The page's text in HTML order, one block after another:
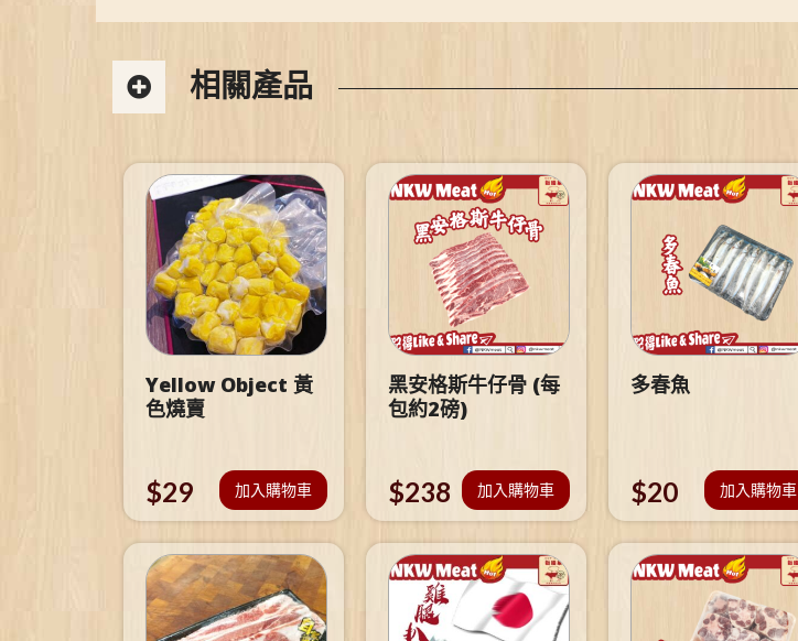
相關產品
Yellow Object 黃
色燒賣
$29 加入購物車
黑安格斯牛仔骨 (每
包約2磅)
$238 加入購物車
多春魚
$20 加入購物車